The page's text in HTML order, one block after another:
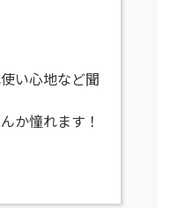
い心地など聞
か憧れます！